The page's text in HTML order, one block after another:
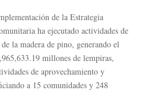
de la Estrategia
ha ejecutado actividades de
la madera de pino, generando el
millones de lempiras,
de aprovechamiento y
a 15 comunidades y 248